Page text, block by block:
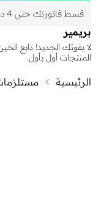
قسط فاتورتك حتي 4 دفعة بدون فوائد بقيمة
بريمير
لا يفوتك الجديد! تابع
المنتجات أول بأول.
الرئيسية